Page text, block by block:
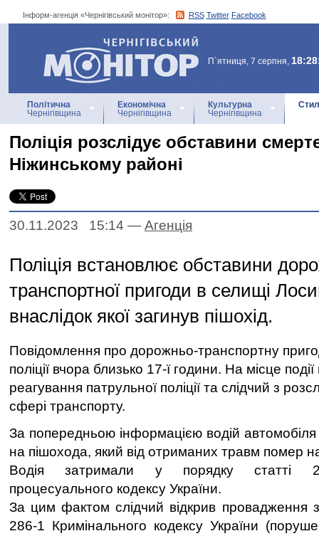
Інформ-агенція «Чернігівський монітор»: RSS Twitter Facebook
Інформ-агенція
«Чернігівський монітор»
П`ятниця, 7 серпня,
Політична
Чернігівщина
Економічна
Чернігівщина
Культурна
Чернігівщина
Поліція розслідує обставини
Ніжинському районі
30.11.2023 15:14 — Агенцiя
Поліція встановлює обставини
транспортної пригоди в селищі
внаслідок якої загинув пішохід.
Повідомлення про дорожньо-транспортну
поліції вчора близько 17-ї години. На місце
реагування патрульної поліції та слідчий з
сфері транспорту.
За попередньою інформацією водій автомобіля
на пішохода, який від отриманих травм помер на
Водія затримали у порядку статті
процесуального кодексу України.
За цим фактом слідчий відкрив провадження
286-1 Кримінального кодексу України